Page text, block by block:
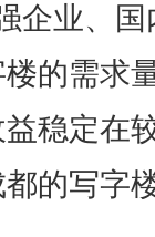
企业、
的需求
稳定在
的写字